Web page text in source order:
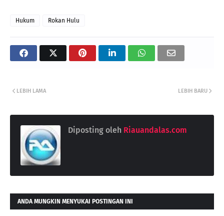
Hukum Rokan Hulu
LEBIH BARU
LEBIH LAMA
Diposting oleh Riauandalas.com
ANDA MUNGKIN MENYUKAI POSTINGAN INI